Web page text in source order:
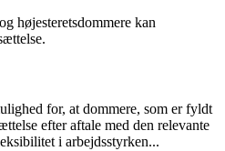
højesteretsdommere kan
for, at dommere, som er fyldt
efter aftale med den relevante
i arbejdsstyrken...